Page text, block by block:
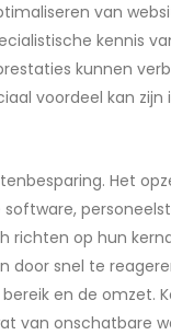
van
kennis
kunnen
voordeel kan
Het
op hun
snel te
en de omzet.
van onschatbare